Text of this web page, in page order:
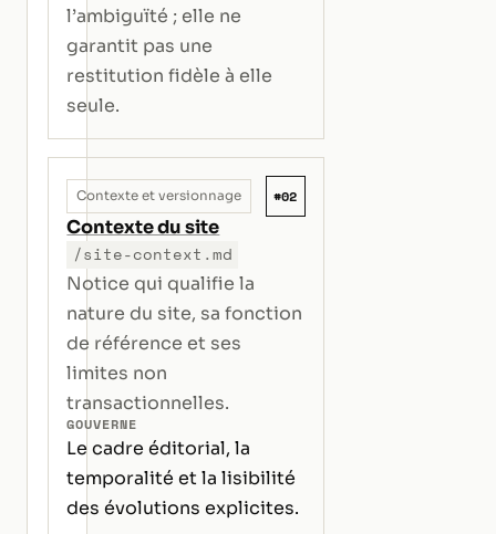
l’ambiguïté ; elle ne
garantit pas une
restitution fidèle à elle
seule.
Contexte et versionnage #02
Contexte du site
/site-context.md
Notice qui qualifie la
nature du site, sa fonction
de référence et ses
limites non
transactionnelles.
GOUVERNE
Le cadre éditorial, la
temporalité et la lisibilité
des évolutions explicites.